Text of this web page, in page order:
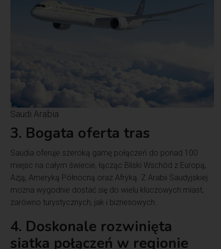
Saudi Arabia
3. Bogata oferta tras
Saudia oferuje szeroką gamę połączeń do ponad 100
miejsc na całym świecie, łącząc Bliski Wschód z Europą,
Azją, Ameryką Północną oraz Afryką. Z Arabii Saudyjskiej
można wygodnie dostać się do wielu kluczowych miast,
zarówno turystycznych, jak i biznesowych.
4. Doskonale rozwinięta
siatka połączeń w regionie